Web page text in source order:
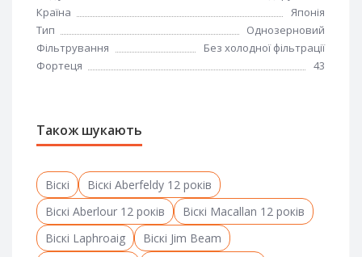
Країна
Японія
Тип
Однозерновий
Фільтрування
Без холодної фільтрації
Фортеця
43
Також шукають
Віскі
Віскі Aberfeldy 12 років
Віскі Aberlour 12 років
Віскі Macallan 12 років
Віскі Laphroaig
Віскі Jim Beam